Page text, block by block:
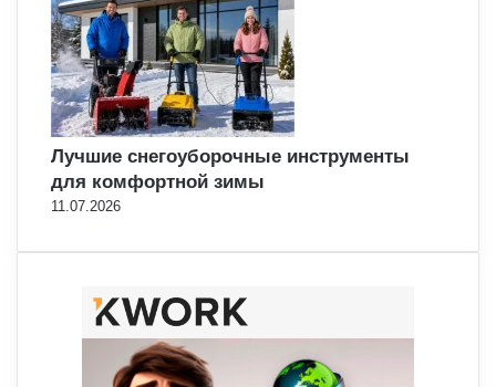
Лучшие снегоуборочные инструменты
для комфортной зимы
11.07.2026